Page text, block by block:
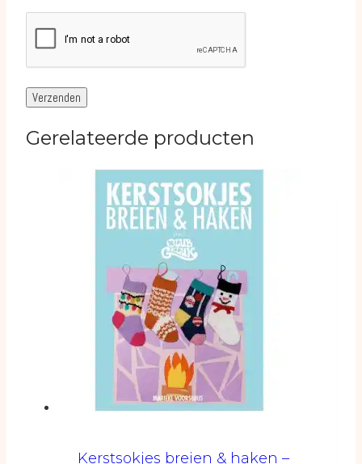
Gerelateerde producten
Kerstsokjes breien & haken –